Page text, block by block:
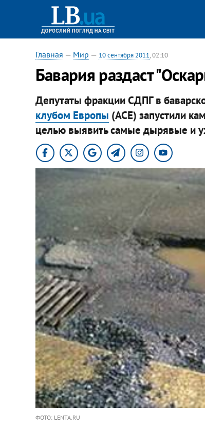
Главная — Мир — 10 сентября 2011, 02:10
Бавария раздаст
Депутаты фракции СДПГ в
клубом Европы (ACE) запустили
целью выявить самые дырявые и
ФОТО: LENTA.RU